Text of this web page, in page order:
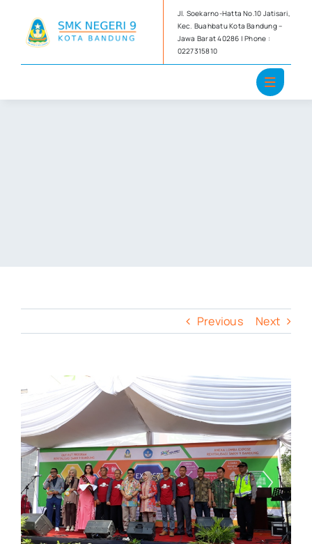
content
Jl. Soekarno-Hatta No.10 Jatisari,
Kec. Buahbatu Kota Bandung –
Jawa Barat 40286 | Phone :
0227315810
Previous Next
Image